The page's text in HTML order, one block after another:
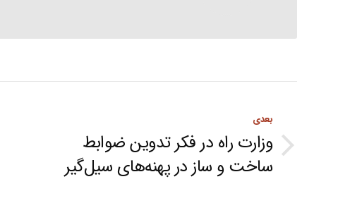
navigation
بعدی
Next
post:
وزارت راه در فکر تدوین ضوابط
ساخت و ساز در پهنه‌های سیل‌گیر